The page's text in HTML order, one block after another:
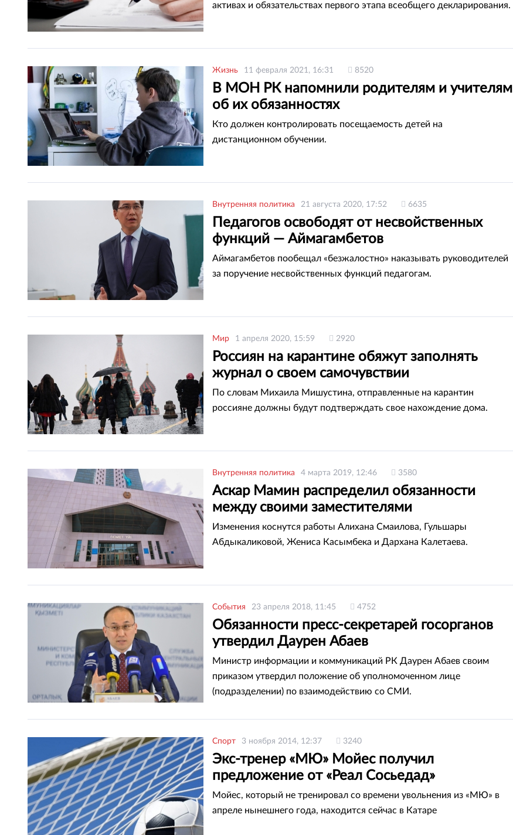
активах и обязательствах первого этапа всеобщего декларирования.
Жизнь 11 февраля 2021, 16:31 8520
В МОН РК напомнили родителям и учителям
об их обязанностях
Кто должен контролировать посещаемость детей на
дистанционном обучении.
Внутренняя политика 21 августа 2020, 17:52 6635
Педагогов освободят от несвойственных
функций — Аймагамбетов
Аймагамбетов пообещал «безжалостно» наказывать руководителей
за поручение несвойственных функций педагогам.
Мир 1 апреля 2020, 15:59 2920
Россиян на карантине обяжут заполнять
журнал о своем самочувствии
По словам Михаила Мишустина, отправленные на карантин
россияне должны будут подтверждать свое нахождение дома.
Внутренняя политика 4 марта 2019, 12:46 3580
Аскар Мамин распределил обязанности
между своими заместителями
Изменения коснутся работы Алихана Смаилова, Гульшары
Абдыкаликовой, Жениса Касымбека и Дархана Калетаева.
События 23 апреля 2018, 11:45 4752
Обязанности пресс-секретарей госорганов
утвердил Даурен Абаев
Министр информации и коммуникаций РК Даурен Абаев своим
приказом утвердил положение об уполномоченном лице
(подразделении) по взаимодействию со СМИ.
Спорт 3 ноября 2014, 12:37 3240
Экс-тренер «МЮ» Мойес получил
предложение от «Реал Сосьедад»
Мойес, который не тренировал со времени увольнения из «МЮ» в
апреле нынешнего года, находится сейчас в Катаре